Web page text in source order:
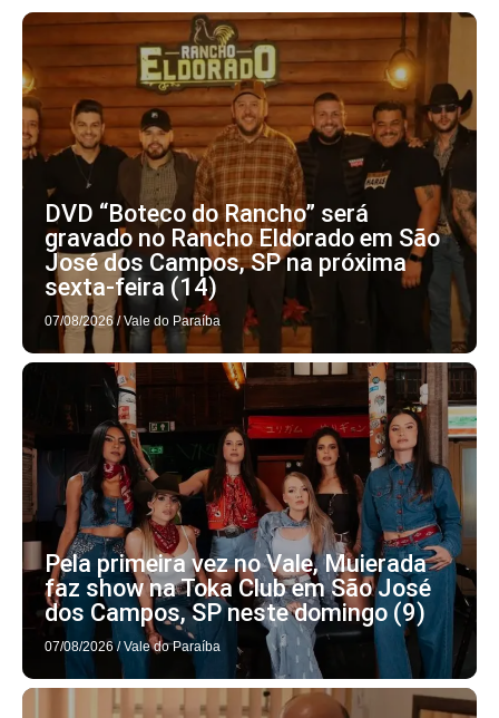
DVD “Boteco do Rancho” será
gravado no Rancho Eldorado em São
José dos Campos, SP na próxima
sexta-feira (14)
07/08/2026 / Vale do Paraíba
Pela primeira vez no Vale, Muierada
faz show na Toka Club em São José
dos Campos, SP neste domingo (9)
07/08/2026 / Vale do Paraíba